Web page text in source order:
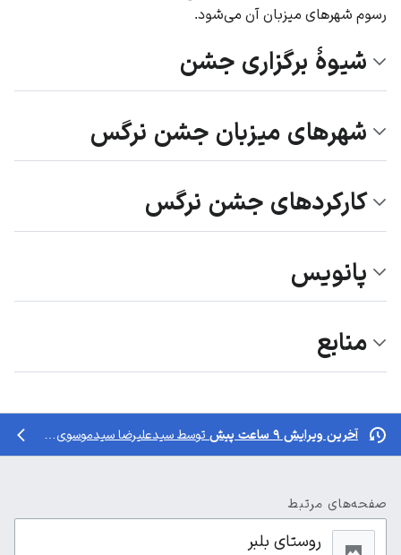
رسوم شهرهای میزبان آن می‌شود.
شیوۀ برگزاری جشن
شهرهای میزبان جشن نرگس
کارکردهای جشن نرگس
پانویس
منابع
آخرین ویرایش ۹ ساعت پیش توسط سیدعلیرضا سیدموسویانجام
صفحه‌های مرتبط
روستای بلبر